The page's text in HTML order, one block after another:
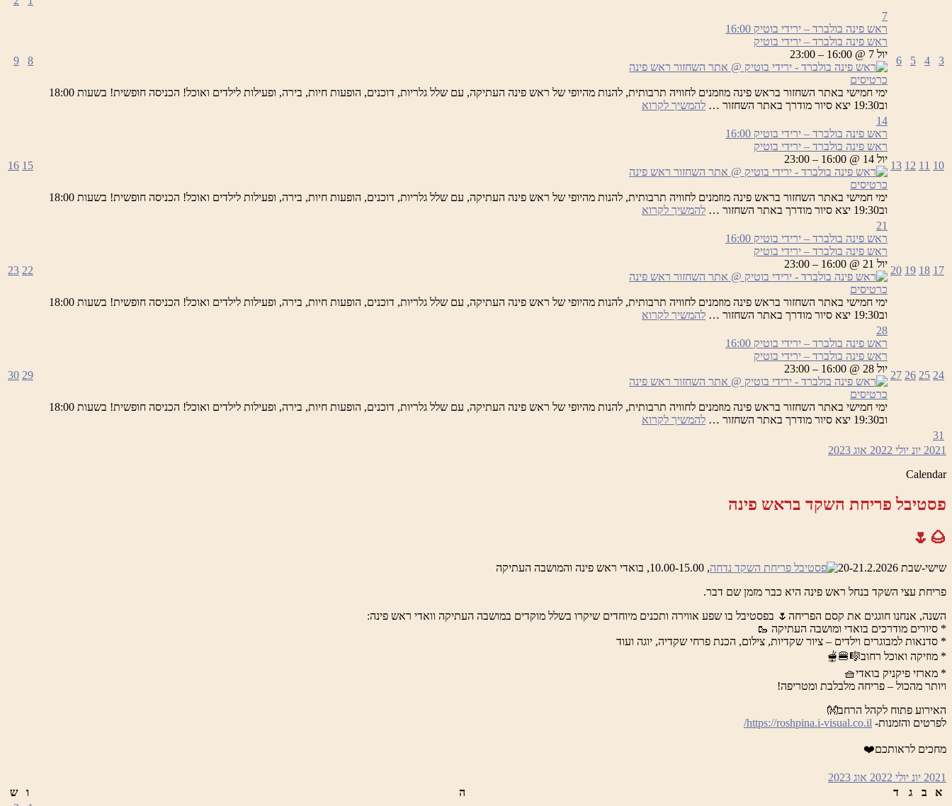
3
4
5
6
7
ראש פינה בולברד – ירידי בוטיק 16:00
ראש פינה בולברד – ירידי בוטיק
יול 7 @ 16:00 – 23:00
כרטיסים
ימי חמישי באתר השחזור בראש פינה מוזמנים לחוויה תרבותית, להנות מהיופי של ראש פינה העתיקה, עם שלל גלריות, דוכנים, הופעות חיות, בירה, ופעילות לילדים ואוכל! הכניסה חופשית! בשעות 18:00
וב19:30 יצא סיור מודרך באתר השחזור …
להמשיך לקרוא
בוטיק
8
9
10
11
12
13
14
ראש פינה בולברד – ירידי בוטיק 16:00
ראש פינה בולברד – ירידי בוטיק
יול 14 @ 16:00 – 23:00
כרטיסים
ימי חמישי באתר השחזור בראש פינה מוזמנים לחוויה תרבותית, להנות מהיופי של ראש פינה העתיקה, עם שלל גלריות, דוכנים, הופעות חיות, בירה, ופעילות לילדים ואוכל! הכניסה חופשית! בשעות 18:00
וב19:30 יצא סיור מודרך באתר השחזור …
להמשיך לקרוא
בוטיק
15
16
17
18
19
20
21
ראש פינה בולברד – ירידי בוטיק 16:00
ראש פינה בולברד – ירידי בוטיק
יול 21 @ 16:00 – 23:00
כרטיסים
ימי חמישי באתר השחזור בראש פינה מוזמנים לחוויה תרבותית, להנות מהיופי של ראש פינה העתיקה, עם שלל גלריות, דוכנים, הופעות חיות, בירה, ופעילות לילדים ואוכל! הכניסה חופשית! בשעות 18:00
וב19:30 יצא סיור מודרך באתר השחזור …
להמשיך לקרוא
בוטיק
22
23
24
25
26
27
28
ראש פינה בולברד – ירידי בוטיק 16:00
ראש פינה בולברד – ירידי בוטיק
יול 28 @ 16:00 – 23:00
כרטיסים
ימי חמישי באתר השחזור בראש פינה מוזמנים לחוויה תרבותית, להנות מהיופי של ראש פינה העתיקה, עם שלל גלריות, דוכנים, הופעות חיות, בירה, ופעילות לילדים ואוכל! הכניסה חופשית! בשעות 18:00
וב19:30 יצא סיור מודרך באתר השחזור …
להמשיך לקרוא
29
30
31
2021 יונ יולי 2022 אוג 2023
Calendar
פסטיבל פריחת השקד בראש פינה
🌰🌷
שישי-שבת 20-21.2.2026
, 10.00-15.00, בואדי ראש פינה והמושבה העתיקה
פריחת עצי השקד בנחל ראש פינה היא כבר מזמן שם דבר.
השנה, אנחנו חוגגים את קסם הפריחה🌷 בפסטיבל בו שפע אווירה ותכנים מיוחדים שיקרו בשלל מוקדים במושבה העתיקה וואדי ראש פינה:
* סיורים מודרכים בואדי ומושבה העתיקה 🥾
* סדנאות למבוגרים וילדים – ציור שקדיות, צילום, הכנת פרחי שקדיה, יוגה ועוד
* מוזיקה ואוכל רחוב🎼🍔🫕
* מארזי פיקניק בואדי🧺
ויותר מהכול – פריחה מלבלבת ומטריפה!
האירוע פתוח לקהל הרחב👐
לפרטים והזמנות- https://roshpina.i-visual.co.il/
מחכים לראותכם❤️
2021 יונ יולי 2022 אוג 2023
א
ב ג ד ה ו
ש